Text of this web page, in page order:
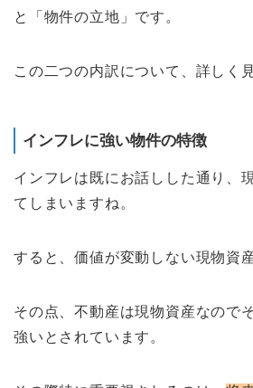
と「物件の立地」です。
この二つの内訳について、詳しく
インフレに強い物件の特徴
インフレは既にお話しした通り、
てしまいますね。
すると、価値が変動しない現物資
その点、不動産は現物資産なので
強いとされています。